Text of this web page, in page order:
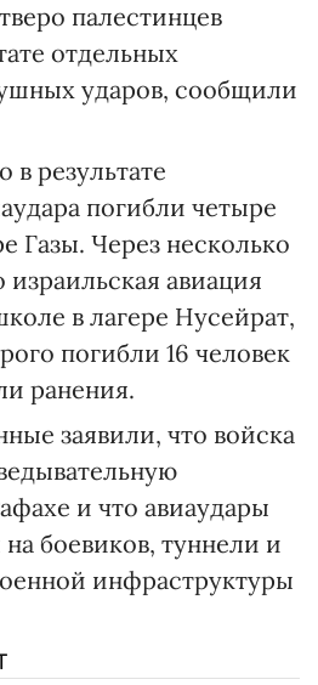
палестинцев
отдельных
ударов, сообщили
в результате
погибли четыре
Газы. Через несколько
израильская авиация
в лагере Нусейрат,
погибли 16 человек
ранения.
заявили, что войска
и что авиаудары
боевиков, туннели и
инфраструктуры